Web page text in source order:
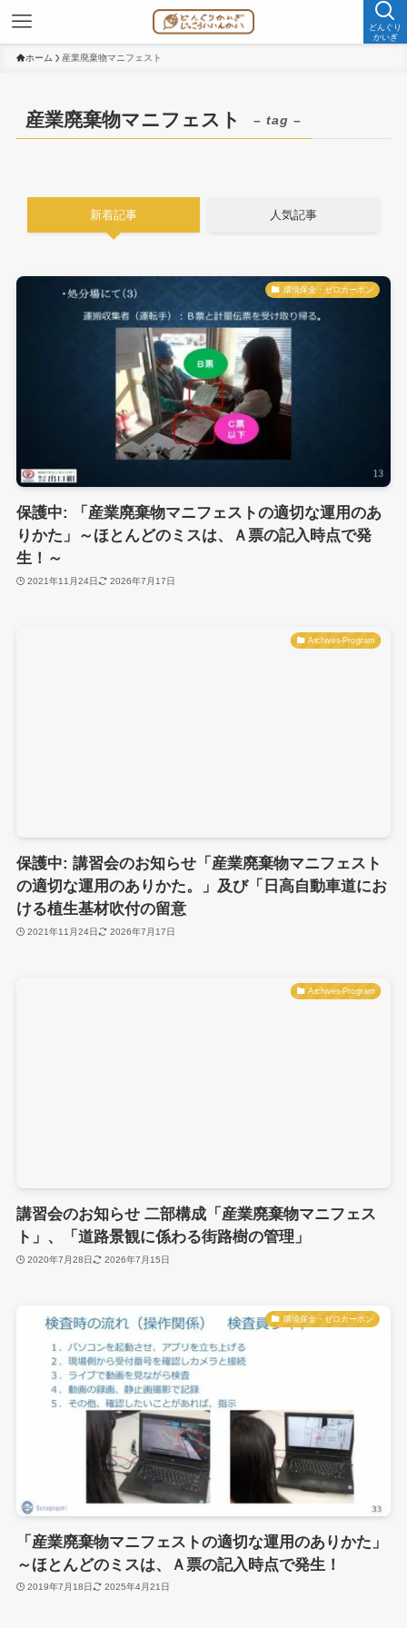
どんぐり
かいぎ
ホーム 産業廃棄物マニフェスト
産業廃棄物マニフェスト – tag –
新着記事 人気記事
環境保全・ゼロカーボン
保護中: 「産業廃棄物マニフェストの適切な運用のあ
りかた」～ほとんどのミスは、Ａ票の記入時点で発
生！～
2021年11月24日 2026年7月17日
Archives-Program
保護中: 講習会のお知らせ「産業廃棄物マニフェスト
の適切な運用のありかた。」及び「日高自動車道にお
ける植生基材吹付の留意
2021年11月24日 2026年7月17日
Archives-Program
講習会のお知らせ 二部構成「産業廃棄物マニフェス
ト」、「道路景観に係わる街路樹の管理」
2020年7月28日 2026年7月15日
環境保全・ゼロカーボン
「産業廃棄物マニフェストの適切な運用のありかた」
～ほとんどのミスは、Ａ票の記入時点で発生！
2019年7月18日 2025年4月21日